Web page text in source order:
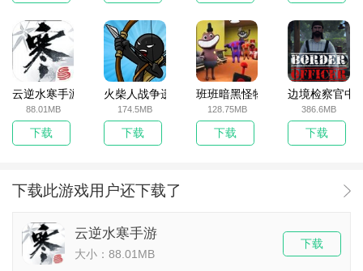
云逆水寒手游
88.01MB
下载
火柴人战争遗产无敌版
174.5MB
下载
班班暗黑怪物生存挑战5
128.75MB
下载
边境检察官中
386.6MB
下载
下载此游戏用户还下载了
云逆水寒手游
大小：88.01MB
下载